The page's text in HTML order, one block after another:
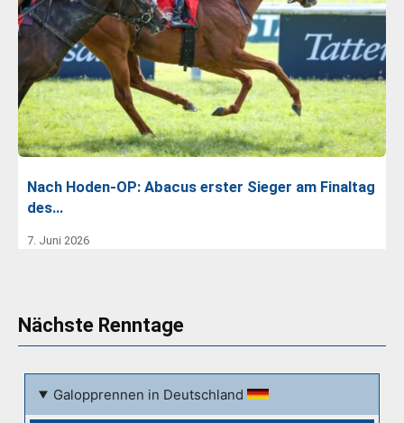
Nach Hoden-OP: Abacus erster Sieger am Finaltag
des…
7. Juni 2026
Nächste Renntage
Galopprennen in Deutschland